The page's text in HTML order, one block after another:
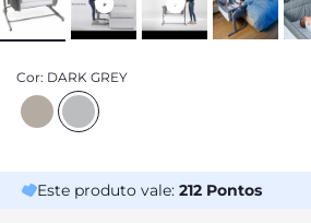
Cor: DARK GREY
Este produto vale: 212 Pontos